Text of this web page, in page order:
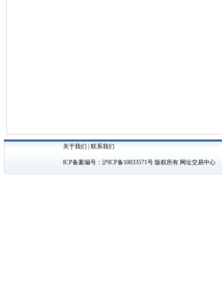
关于我们 |联系我们
ICP备案编号：沪ICP备10033571号 版权所有 网址交易中心